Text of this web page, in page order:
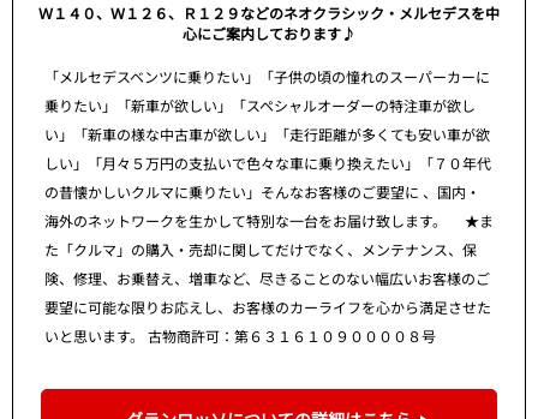
Ｗ１４０、Ｗ１２６、Ｒ１２９などのネオクラシック・メルセデスを中
心にご案内しております♪
「メルセデスベンツに乗りたい」「子供の頃の憧れのスーパーカーに
乗りたい」「新車が欲しい」「スペシャルオーダーの特注車が欲し
い」「新車の様な中古車が欲しい」「走行距離が多くても安い車が欲
しい」「月々５万円の支払いで色々な車に乗り換えたい」「７０年代
の昔懐かしいクルマに乗りたい」そんなお客様のご要望に 、国内・
海外のネットワークを生かして特別な一台をお届け致します。 ★ま
た「クルマ」の購入・売却に関してだけでなく、メンテナンス、保
険、修理、お乗替え、増車など、尽きることのない幅広いお客様のご
要望に可能な限りお応えし、お客様のカーライフを心から満足させた
いと思います。 古物商許可：第６３１６１０９００００８号